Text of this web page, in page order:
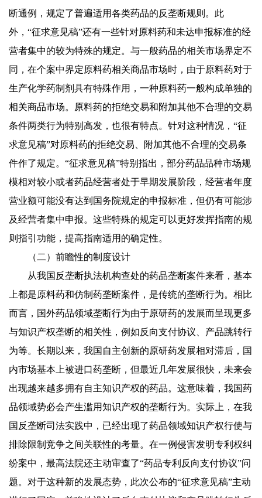
断通例，规定了普遍适用各类药品的反垄断规则。此
外，“征求意见稿”还有一些针对原料药和未达申报标准的经
营者集中的较为特殊的规定。与一般药品的相关市场界定不
同，在个案中界定原料药相关商品市场时，由于原料药对于
生产化学药制剂具有特殊作用，一种原料药一般构成单独的
相关商品市场。原料药的拒绝交易和附加其他不合理的交易
条件两类行为特别高发，也很有特点。针对这种情况，“征
求意见稿”对原料药的拒绝交易、附加其他不合理的交易条
件作了规定。“征求意见稿”特别指出，部分药品品种市场规
模相对较小或者药品经营者处于早期发展阶段，经营者年度
营业额可能没有达到国务院规定的申报标准，但仍有可能涉
及经营者集中申报。这些特殊的规定可以更好发挥指南的规
则指引功能，提高指南适用的确定性。
（二）前瞻性的制度设计
从我国反垄断执法机构查处的药品垄断案件来看，基本
上都是原料药和仿制药垄断案件，是传统的垄断行为。相比
而言，国外药品领域垄断行为由于原研药的发展而呈现更多
与知识产权垄断的相关性，例如反向支付协议、产品跳转行
为等。长期以来，我国自主创新的原研药发展相对滞后，国
内市场基本上被进口药垄断，但最近几年发展很快，未来会
出现越来越多拥有自主知识产权的药品。这意味着，我国药
品领域势必会产生滥用知识产权的垄断行为。实际上，在我
国反垄断司法实践中，已经出现了药品领域知识产权行使与
排除限制竞争之间关联性的考量。在一例侵害发明专利权纠
纷案中，最高法院还主动审查了“药品专利反向支付协议”问
题。对于这种新的发展态势，此次公布的“征求意见稿”主动